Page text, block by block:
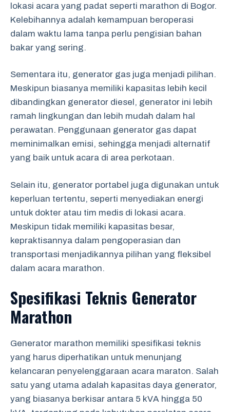
lokasi acara yang padat seperti marathon di Bogor.
Kelebihannya adalah kemampuan beroperasi
dalam waktu lama tanpa perlu pengisian bahan
bakar yang sering.
Sementara itu, generator gas juga menjadi pilihan.
Meskipun biasanya memiliki kapasitas lebih kecil
dibandingkan generator diesel, generator ini lebih
ramah lingkungan dan lebih mudah dalam hal
perawatan. Penggunaan generator gas dapat
meminimalkan emisi, sehingga menjadi alternatif
yang baik untuk acara di area perkotaan.
Selain itu, generator portabel juga digunakan untuk
keperluan tertentu, seperti menyediakan energi
untuk dokter atau tim medis di lokasi acara.
Meskipun tidak memiliki kapasitas besar,
kepraktisannya dalam pengoperasian dan
transportasi menjadikannya pilihan yang fleksibel
dalam acara marathon.
Spesifikasi Teknis Generator
Marathon
Generator marathon memiliki spesifikasi teknis
yang harus diperhatikan untuk menunjang
kelancaran penyelenggaraan acara maraton. Salah
satu yang utama adalah kapasitas daya generator,
yang biasanya berkisar antara 5 kVA hingga 50